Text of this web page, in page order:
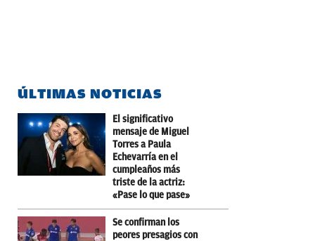
ÚLTIMAS NOTICIAS
El significativo
mensaje de Miguel
Torres a Paula
Echevarría en el
cumpleaños más
triste de la actriz:
«Pase lo que pase»
Se confirman los
peores presagios con